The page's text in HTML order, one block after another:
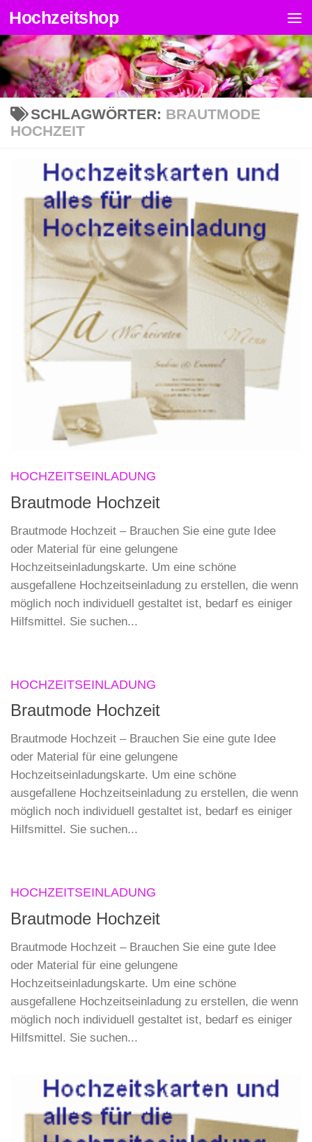
Zum Inhalt springen
Hochzeitshop
SCHLAGWÖRTER: BRAUTMODE
HOCHZEIT
HOCHZEITSEINLADUNG
Brautmode Hochzeit
Brautmode Hochzeit – Brauchen Sie eine gute Idee
oder Material für eine gelungene
Hochzeitseinladungskarte. Um eine schöne
ausgefallene Hochzeitseinladung zu erstellen, die wenn
möglich noch individuell gestaltet ist, bedarf es einiger
Hilfsmittel. Sie suchen...
HOCHZEITSEINLADUNG
Brautmode Hochzeit
Brautmode Hochzeit – Brauchen Sie eine gute Idee
oder Material für eine gelungene
Hochzeitseinladungskarte. Um eine schöne
ausgefallene Hochzeitseinladung zu erstellen, die wenn
möglich noch individuell gestaltet ist, bedarf es einiger
Hilfsmittel. Sie suchen...
HOCHZEITSEINLADUNG
Brautmode Hochzeit
Brautmode Hochzeit – Brauchen Sie eine gute Idee
oder Material für eine gelungene
Hochzeitseinladungskarte. Um eine schöne
ausgefallene Hochzeitseinladung zu erstellen, die wenn
möglich noch individuell gestaltet ist, bedarf es einiger
Hilfsmittel. Sie suchen...